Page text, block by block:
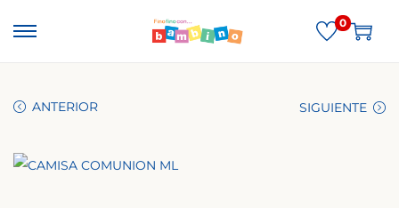
0
ANTERIOR SIGUIENTE